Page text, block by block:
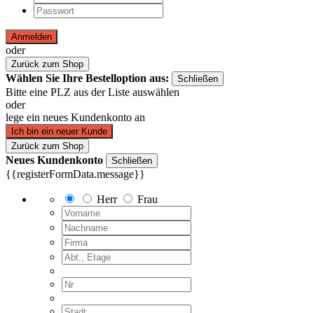
Anmelden
oder
Zurück zum Shop
Wählen Sie Ihre Bestelloption aus: Schließen
Bitte eine PLZ aus der Liste auswählen
oder
lege ein neues Kundenkonto an
Ich bin ein neuer Kunde
Zurück zum Shop
Neues Kundenkonto Schließen
{{registerFormData.message}}
Herr Frau